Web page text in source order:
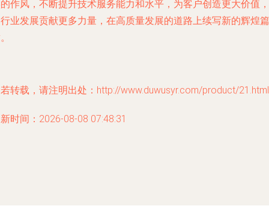
作风，不断提升技术服务能力和水平，为客户创造更大价值，
业发展贡献更多力量，在高质量发展的道路上续写新的辉煌篇
转载，请注明出处：http://www.duwusyr.com/product/21.html
时间：2026-08-08 07:48:31